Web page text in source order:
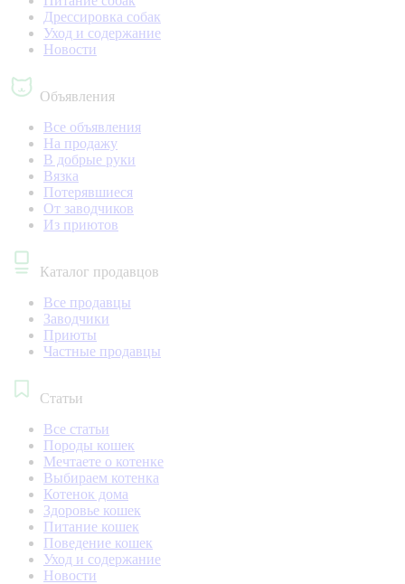
Дрессировка собак
Уход и содержание
Новости
Объявления
Все объявления
На продажу
В добрые руки
Вязка
Потерявшиеся
От заводчиков
Из приютов
Каталог продавцов
Все продавцы
Заводчики
Приюты
Частные продавцы
Статьи
Все статьи
Породы кошек
Мечтаете о котенке
Выбираем котенка
Котенок дома
Здоровье кошек
Питание кошек
Поведение кошек
Уход и содержание
Новости